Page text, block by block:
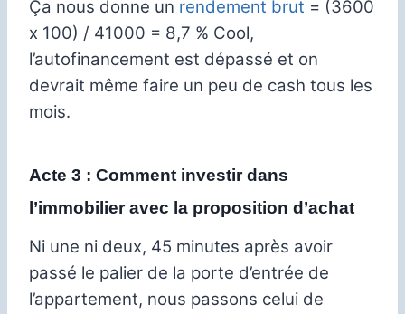
Ça nous donne un rendement brut = (3600
x 100) / 41000 = 8,7 % Cool,
l’autofinancement est dépassé et on
devrait même faire un peu de cash tous les
mois.
Acte 3 : Comment investir dans
l’immobilier avec la proposition d’achat
Ni une ni deux, 45 minutes après avoir
passé le palier de la porte d’entrée de
l’appartement, nous passons celui de